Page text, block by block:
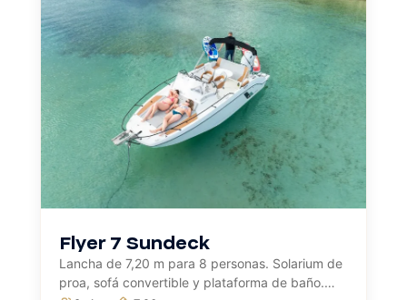
Flyer 7 Sundeck
Lancha de 7,20 m para 8 personas. Solarium de
proa, sofá convertible y plataforma de baño.